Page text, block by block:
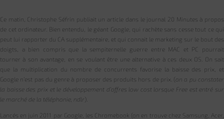
Ce matin, Christophe Séfrin publiait un article dans le journal 20 Minutes à propos
de cet ordinateur. Bien entendu, le géant Google, qui rachète sans cesse tout ce qui
peut lui rapporter du CA supplémentaire, et qui connait le marketing sur le bout des
doigts, a bien compris que la sempiternelle guerre entre MAC et PC pourrait
tourner à son avantage, en se voulant être une alternative à ces deux OS. On sait
que la multiplication du nombre de concurrents favorise la baisse des prix, et
Google n’est pas du genre à proposer des produits hors de prix. (on a pu constater
la baisse des prix et le développement d’offres low cost lorsque Free est entré sur
le marché de la téléphonie, ndlr ).
Lancés en juin 2011 par Google, les Chromebook (on en trouve chez Samsung, Acer,